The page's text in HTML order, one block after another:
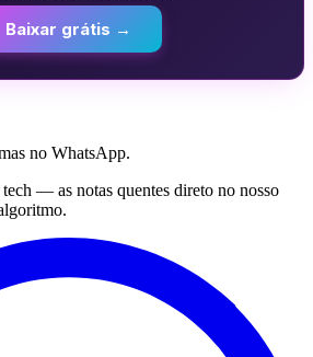
Baixar grátis →
no WhatsApp.
— as notas quentes direto no nosso